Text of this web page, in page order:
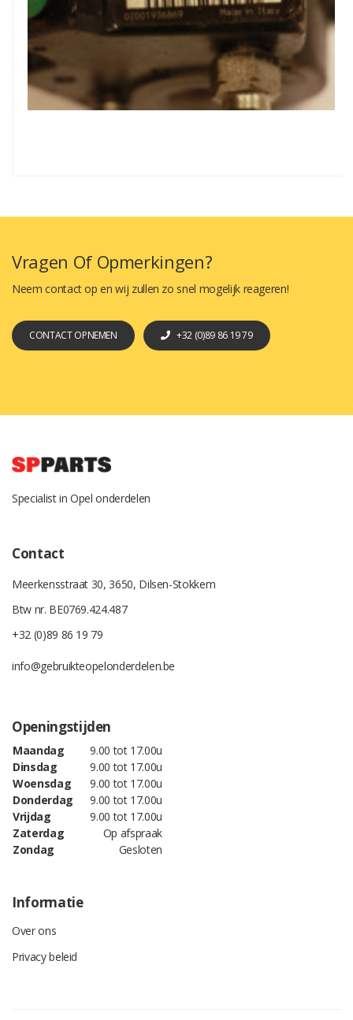
Vragen Of Opmerkingen?
Neem contact op en wij zullen zo snel mogelijk reageren!
CONTACT OPNEMEN +32 (0)89 86 19 79
Specialist in Opel onderdelen
Contact
Meerkensstraat 30, 3650, Dilsen-Stokkem
Btw nr. BE0769.424.487
+32 (0)89 86 19 79
info@gebruikteopelonderdelen.be
Openingstijden
Maandag
9.00 tot 17.00u
Dinsdag
9.00 tot 17.00u
Woensdag
9.00 tot 17.00u
Donderdag
9.00 tot 17.00u
Vrijdag
9.00 tot 17.00u
Zaterdag
Op afspraak
Zondag
Gesloten
Informatie
Over ons
Privacy beleid